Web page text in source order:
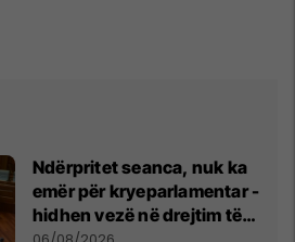
Ndërpritet seanca, nuk ka
emër për kryeparlamentar -
hidhen vezë në drejtim të